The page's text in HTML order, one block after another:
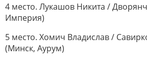
4 место. Лукашов Никита /
Империя)
5 место. Хомич Владислав /
(Минск, Аурум)